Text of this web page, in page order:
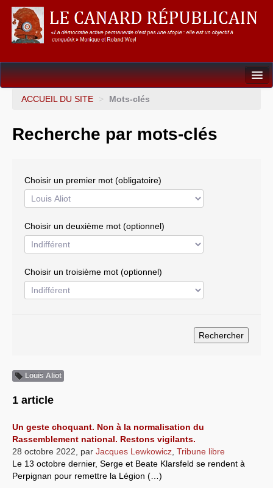
Dossiers
Gouvernance mondiale & mondialisation
Résistances
Systèmes & société sous contrôle
ACCUEIL DU SITE > Mots-clés
Recherche par mots-clés
Choisir un premier mot (obligatoire)
Choisir un deuxième mot (optionnel)
Choisir un troisième mot (optionnel)
Louis Aliot
1 article
Un geste choquant. Non à la normalisation du
Rassemblement national. Restons vigilants.
28 octobre 2022
par Jacques Lewkowicz Tribune libre
Le 13 octobre dernier, Serge et Beate Klarsfeld se rendent à
Perpignan pour remettre la Légion (…)